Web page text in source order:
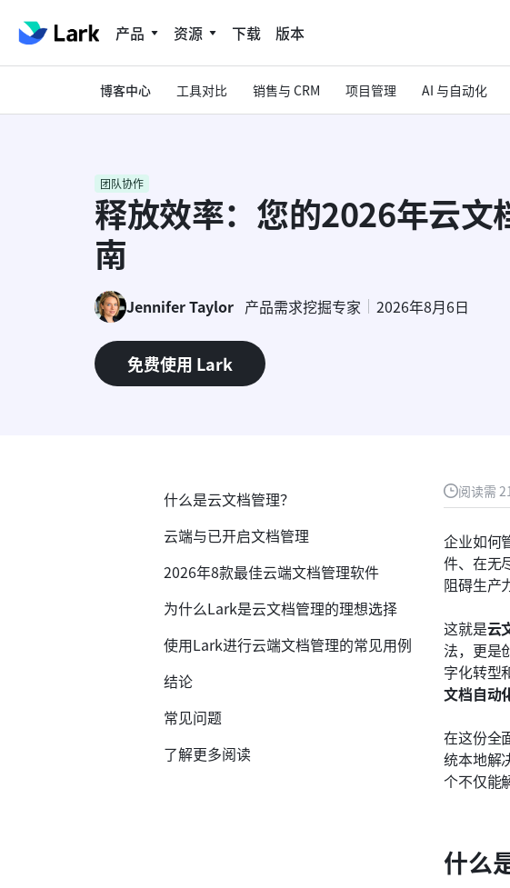
产品 资源 下载 版本
博客中心 工具对比 销售与 CRM 项目管理 AI 与自动化
团队协作
释放效率：您的2026年云文
南
Jennifer Taylor 产品需求挖掘专家 2026年8月6日
免费使用 Lark
阅读需
企业如何
件、在无
阻碍生产
这就是云
法，更是
字化转型
文档自动
在这份全
统本地解
个不仅能
什么
什么是云文档管理？
云端与已开启文档管理
2026年8款最佳云端文档管理软件
为什么Lark是云文档管理的理想选择
使用Lark进行云端文档管理的常见用例
结论
常见问题
了解更多阅读